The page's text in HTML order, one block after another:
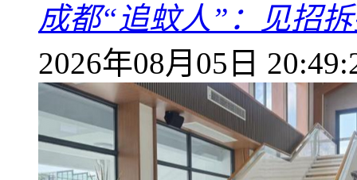
成都“追蚊人”：见招
2026年08月05日